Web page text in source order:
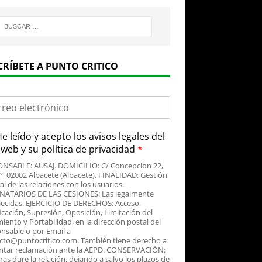
A PUNTO CRITICO
leído y acepto los avisos legales del
y su política de privacidad *
AUSAJ. DOMICILIO: C/ Concepcion 22,
02002 Albacete (Albacete). FINALIDAD: Gestión
de las relaciones con los usuarios.
DE LAS CESIONES: Las legalmente
EJERCICIO DE DERECHOS: Acceso,
Supresión, Oposición, Limitación del
y Portabilidad, en la dirección postal del
o por Email a
También tiene derecho a
reclamación ante la AEPD. CONSERVACIÓN:
dure la relación, dejando a salvo los plazos de